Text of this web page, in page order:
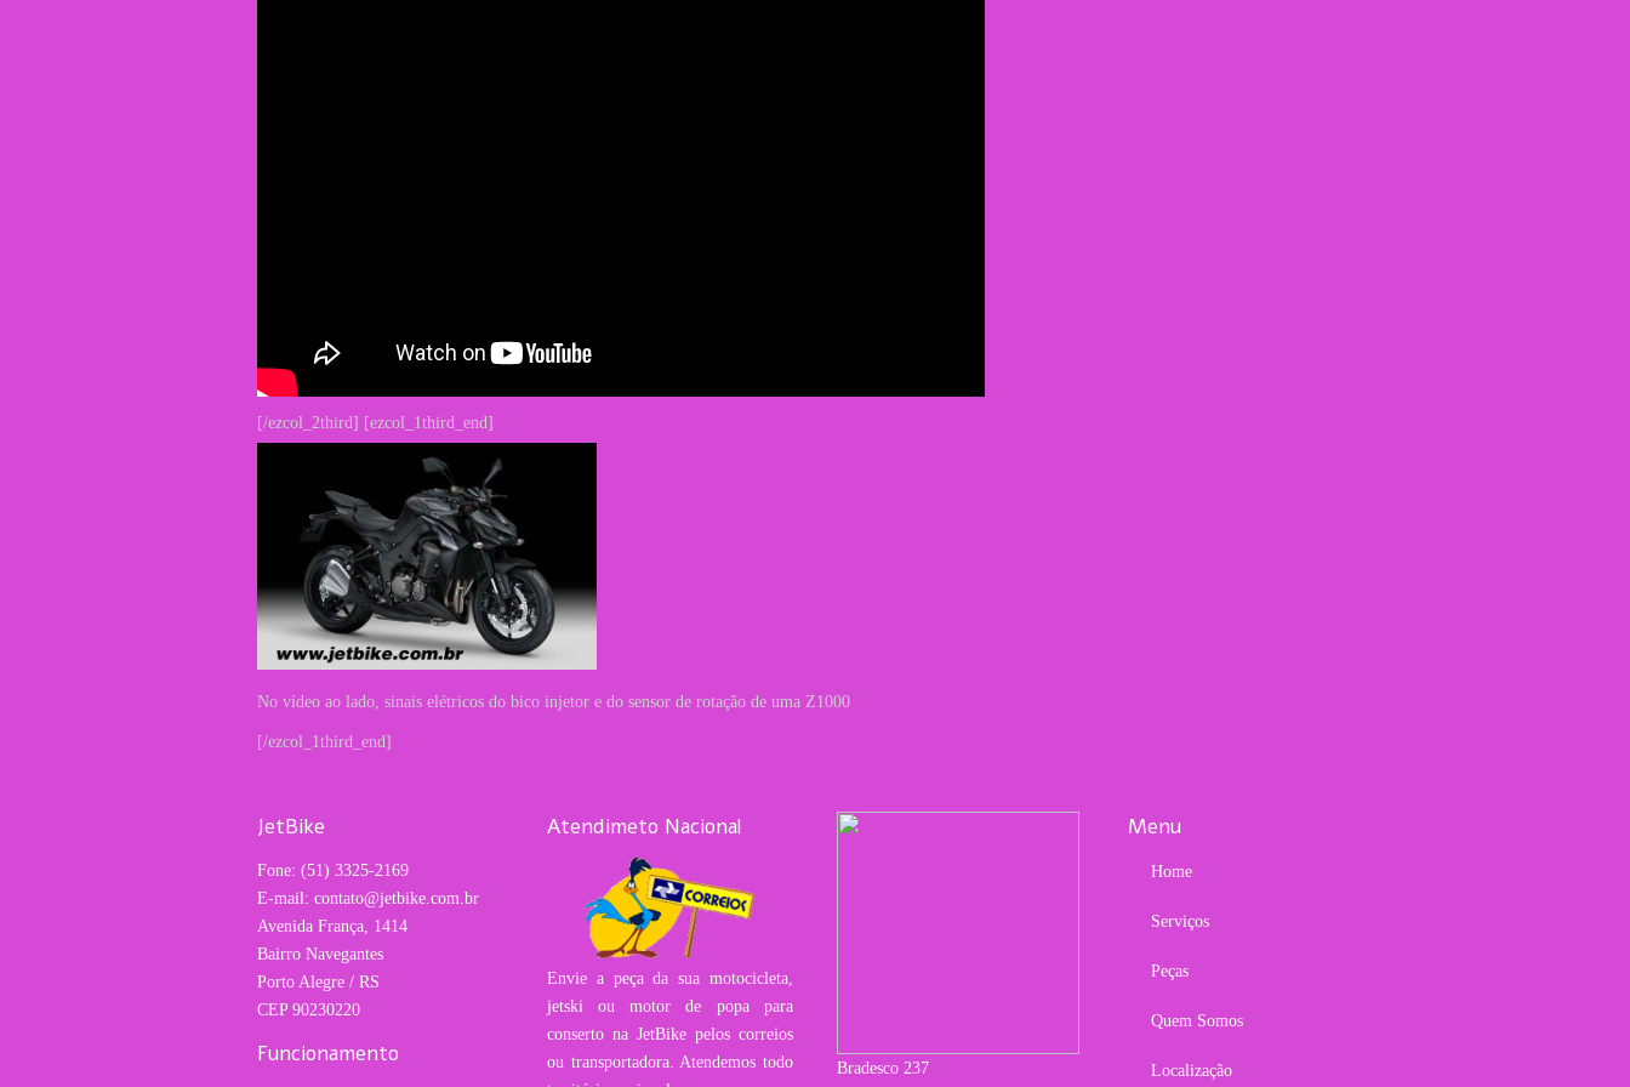
[/ezcol_2third] [ezcol_1third_end]
No vídeo ao lado, sinais elétricos do bico injetor e do sensor de rotação de uma Z1000
[/ezcol_1third_end]
JetBike
Fone: (51) 3325-2169
E-mail: contato@jetbike.com.br
Avenida França, 1414
Bairro Navegantes
Porto Alegre / RS
CEP 90230220
Funcionamento
Atendimeto Nacional
Envie a peça da sua motocicleta,
jetski ou motor de popa para
conserto na JetBike pelos correios
ou transportadora. Atendemos todo
Bradesco 237
Menu
Home
Serviços
Peças
Quem Somos
Localização